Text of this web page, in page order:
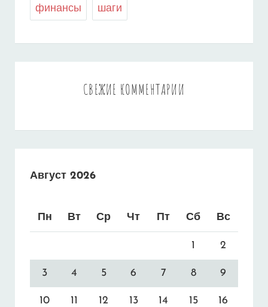
финансы шаги
СВЕЖИЕ КОММЕНТАРИИ
Август 2026
Пн Вт Ср Чт Пт Сб Вс
1 2
3 4 5 6 7 8 9
10 11 12 13 14 15 16